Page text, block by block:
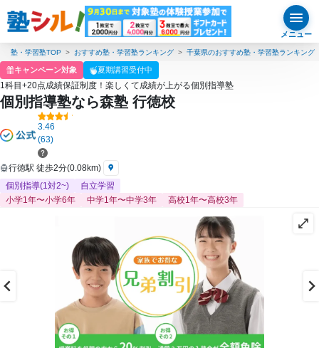
メニュー
塾・学習塾TOP おすすめ塾・学習塾ランキング 千葉県のおすすめ塾・学習塾ランキング
キャンペーン対象 夏期講習受付中
1科目+20点成績保証制度！楽しくて成績が上がる個別指導塾
個別指導塾なら森塾 行徳校
3.46
(63)
行徳駅 徒歩2分(0.08km)
個別指導(1対2~)
自立学習
小学1年〜小学6年
中学1年〜中学3年 高校1年〜高校3年